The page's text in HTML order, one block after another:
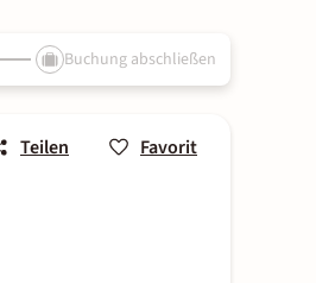
Buchung abschließen
Teilen Favorit